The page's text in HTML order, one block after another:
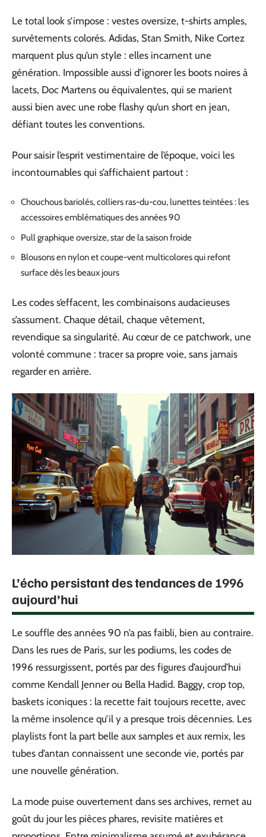
Le total look s’impose : vestes oversize, t-shirts amples,
survêtements colorés. Adidas, Stan Smith, Nike Cortez
marquent plus qu’un style : elles incarnent une
génération. Impossible aussi d’ignorer les boots noires à
lacets, Doc Martens ou équivalentes, qui se marient
aussi bien avec une robe flashy qu’un short en jean,
défiant toutes les conventions.
Pour saisir l’esprit vestimentaire de l’époque, voici les
incontournables qui s’affichaient partout :
Chouchous bariolés, colliers ras-du-cou, lunettes teintées : les
accessoires emblématiques des années 90
Pull graphique oversize, star de la saison froide
Blousons en nylon et coupe-vent multicolores qui refont
surface dès les beaux jours
Les codes s’effacent, les combinaisons audacieuses
s’assument. Chaque détail, chaque vêtement,
revendique sa singularité. Au cœur de ce patchwork, une
volonté commune : tracer sa propre voie, sans jamais
regarder en arrière.
L’écho persistant des tendances de 1996
aujourd’hui
Le souffle des années 90 n’a pas faibli, bien au contraire.
Dans les rues de Paris, sur les podiums, les codes de
1996 ressurgissent, portés par des figures d’aujourd’hui
comme Kendall Jenner ou Bella Hadid. Baggy, crop top,
baskets iconiques : la recette fait toujours recette, avec
la même insolence qu’il y a presque trois décennies. Les
playlists font la part belle aux samples et aux remix, les
tubes d’antan connaissent une seconde vie, portés par
une nouvelle génération.
La mode puise ouvertement dans ses archives, remet au
goût du jour les pièces phares, revisite matières et